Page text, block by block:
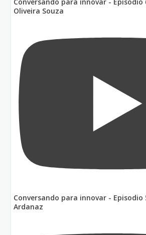
Oliveira Souza
Conversando para innovar - Episodio
Ardanaz